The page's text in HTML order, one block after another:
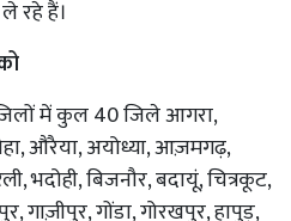
रहे हैं।
में कुल 40 जिले आगरा,
औरैया, अयोध्या, आज़मगढ़,
भदोही, बिजनौर, बदायूं, चित्रकूट,
गाज़ीपुर, गोंडा, गोरखपुर, हापुड़,